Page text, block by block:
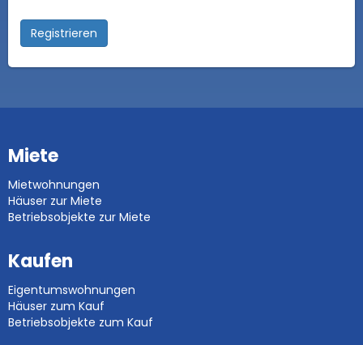
Registrieren
Miete
Mietwohnungen
Häuser zur Miete
Betriebsobjekte zur Miete
Kaufen
Eigentumswohnungen
Häuser zum Kauf
Betriebsobjekte zum Kauf